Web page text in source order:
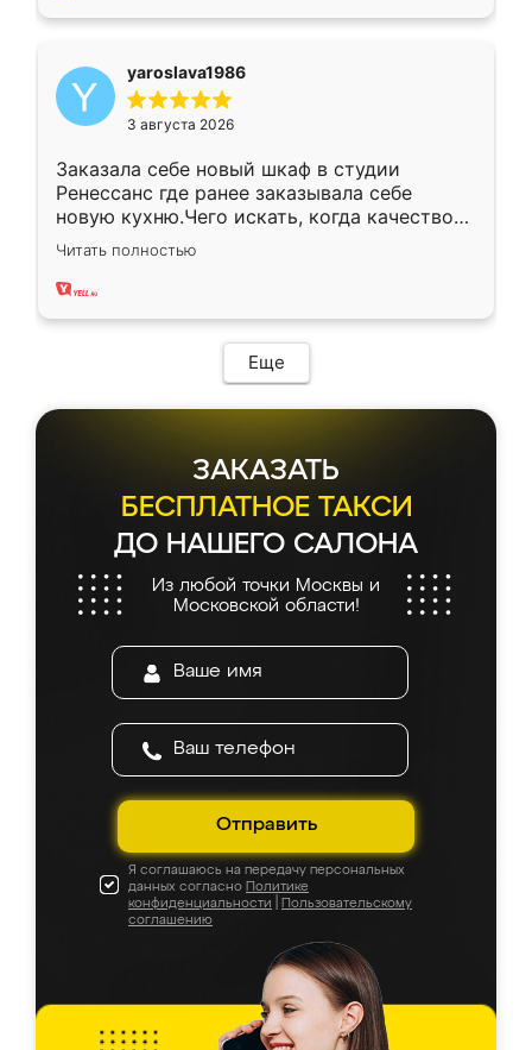
yaroslava1986
3 августа 2026
Заказала себе новый шкаф в студии
Ренессанс где ранее заказывала себе
новую кухню.Чего искать, когда качеством
вполне довольна. Служит кухня уже почти
два года, нареканий нет.
Читать полностью
Еще
ЗАКАЗАТЬ
БЕСПЛАТНОЕ ТАКСИ
ДО НАШЕГО САЛОНА
Из любой точки Москвы и
Московской области!
Отправить
Я соглашаюсь на передачу персональных
данных согласно Политике
конфиденциальности
Пользовательскому
соглашению